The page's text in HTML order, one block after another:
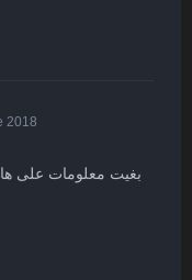
2018
بغيت معلومات على